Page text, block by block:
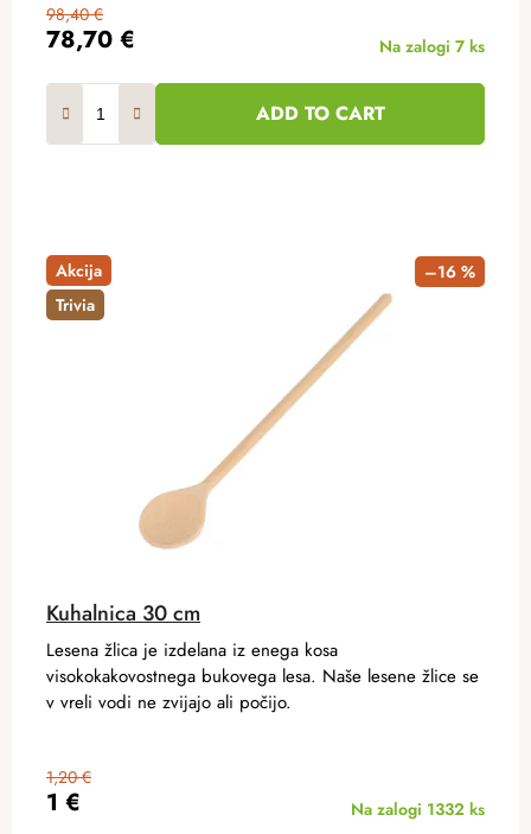
78,70 €
98,40 €
Na zalogi 7 ks
ADD TO CART
Akcija
Trivia
–16 %
Kuhalnica 30 cm
1 €
1,20 €
Na zalogi 1332 ks
Lesena žlica je izdelana iz enega kosa
visokokakovostnega bukovega lesa. Naše lesene žlice se
v vreli vodi ne zvijajo ali počijo.